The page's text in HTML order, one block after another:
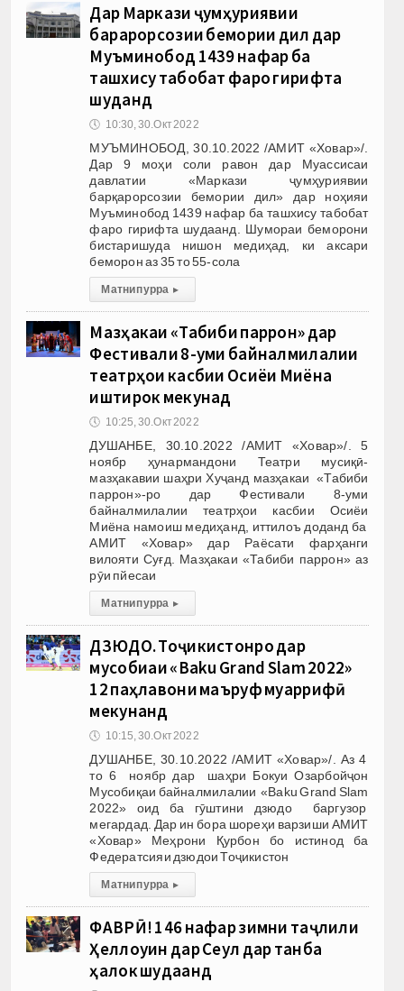
Дар Маркази ҷумҳуриявии
барқарорсозии бемории дил дар
Муъминобод 1439 нафар ба
ташхису табобат фаро гирифта
шуданд
🕔 10:30, 30.Окт 2022
МУЪМИНОБОД, 30.10.2022 /АМИТ «Ховар»/.
Дар 9 моҳи соли равон дар Муассисаи
давлатии «Маркази ҷумҳуриявии
барқарорсозии бемории дил» дар ноҳияи
Муъминобод 1439 нафар ба ташхису табобат
фаро гирифта шудаанд. Шумораи беморони
бистаришуда нишон медиҳад, ки аксари
беморон аз 35 то 55-сола
Матни пурра ▸
Мазҳакаи «Табиби паррон» дар
Фестивали 8-уми байналмилалии
театрҳои касбии Осиёи Миёна
иштирок мекунад
🕔 10:25, 30.Окт 2022
ДУШАНБЕ, 30.10.2022 /АМИТ «Ховар»/. 5
ноябр ҳунармандони Театри мусиқӣ-
мазҳакавии шаҳри Хуҷанд мазҳакаи «Табиби
паррон»-ро дар Фестивали 8-уми
байналмилалии театрҳои касбии Осиёи
Миёна намоиш медиҳанд, иттилоъ доданд ба
АМИТ «Ховар» дар Раёсати фарҳанги
вилояти Суғд. Мазҳакаи «Табиби паррон» аз
рӯи пйесаи
Матни пурра ▸
ДЗЮДО. Тоҷикистонро дар
мусобиқаи «Baku Grand Slam 2022»
12 паҳлавони маъруф муаррифӣ
мекунанд
🕔 10:15, 30.Окт 2022
ДУШАНБЕ, 30.10.2022 /АМИТ «Ховар»/. Аз 4
то 6 ноябр дар шаҳри Бокуи Озарбойҷон
Мусобиқаи байналмилалии «Baku Grand Slam
2022» оид ба гӯштини дзюдо баргузор
мегардад. Дар ин бора шореҳи варзиши АМИТ
«Ховар» Меҳрони Қурбон бо истинод ба
Федератсияи дзюдои Тоҷикистон
Матни пурра ▸
ФАВРӢ! 146 нафар зимни таҷлили
Ҳеллоуин дар Сеул дар танба
ҳалок шудаанд